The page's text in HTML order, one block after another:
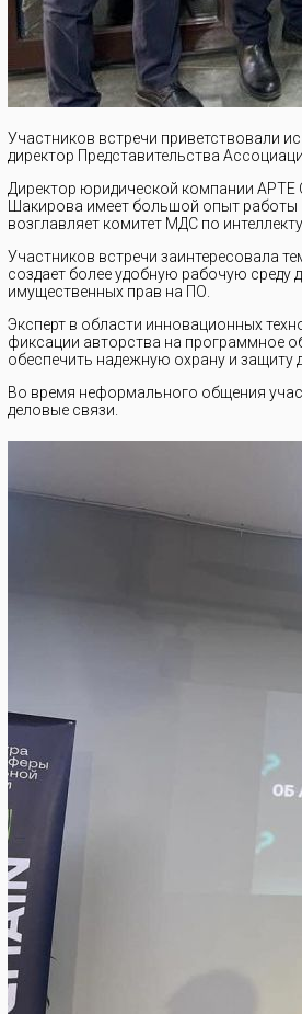
Участников встречи приветствовали
директор Представительства
Директор юридической компании АРТЕ
Шакирова имеет большой опыт
возглавляет комитет МДС по
Участников встречи заинтересовала
создает более удобную рабочую среду
имущественных прав на ПО.
Эксперт в области инновационных
фиксации авторства на программное
обеспечить надежную охрану и защиту
Во время неформального общения
деловые связи.